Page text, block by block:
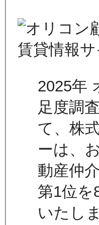
2025年
足度調
て、株
ーは、
動産仲
第1位を
いたし